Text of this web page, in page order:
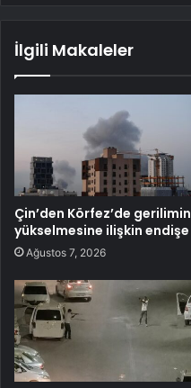
İlgili Makaleler
Çin’den Körfez’de gerilimin
yükselmesine ilişkin endişe
Ağustos 7, 2026